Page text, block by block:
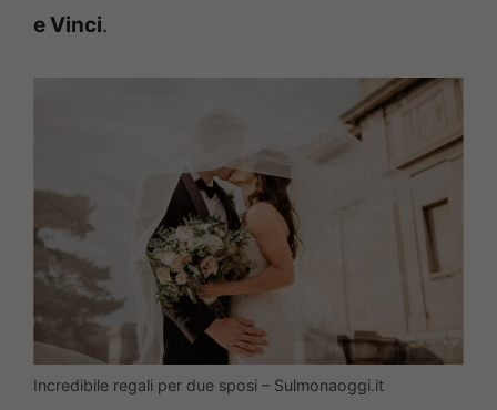
e Vinci.
Incredibile regali per due sposi – Sulmonaoggi.it